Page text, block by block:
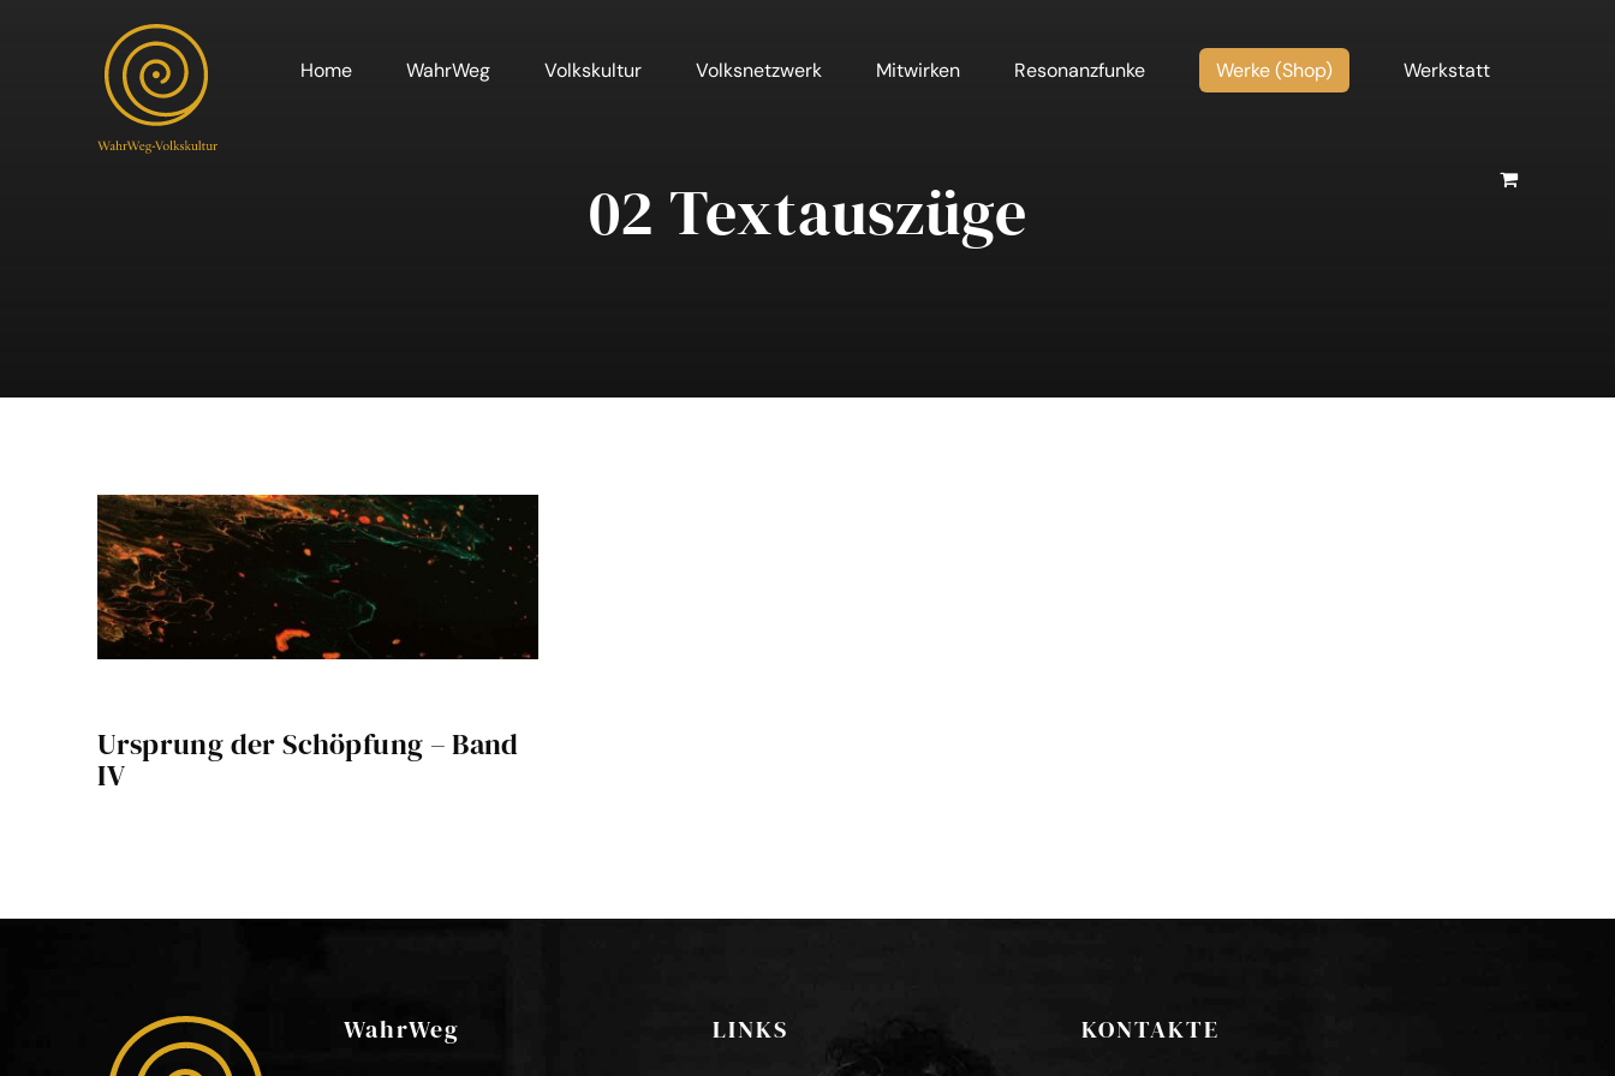
Home WahrWeg Volkskultur Volksnetzwerk Mitwirken Resonanzfunke Werke (Shop) Werkstatt
02 Textauszüge
Ursprung der Schöpfung – Band
IV
WahrWeg LINKS KONTAKTE